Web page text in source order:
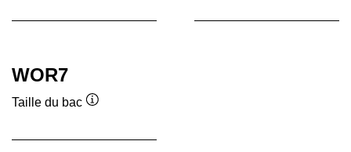
WOR7
Taille du bac